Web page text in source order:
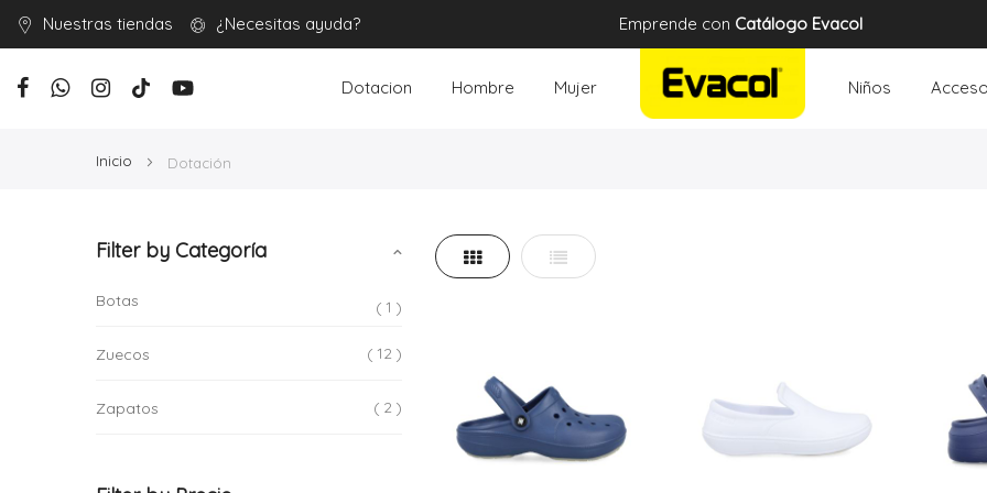
Nuestras tiendas ¿Necesitas ayuda? Emprende con Catálogo Evacol
Dotacion Hombre Mujer Niños
Inicio Dotación
Ver
Parrilla Lista
Filter by Categoría
Botas 1
Zuecos 12
Zapatos 2